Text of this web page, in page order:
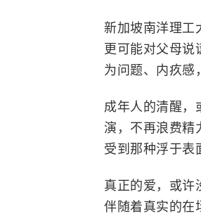
新加坡南洋理工
更可能对父母说
为问题、内疚感
成年人的清醒，
演，不再浪费精
受到那种浮于表
真正的爱，或许
伴随着真实的在